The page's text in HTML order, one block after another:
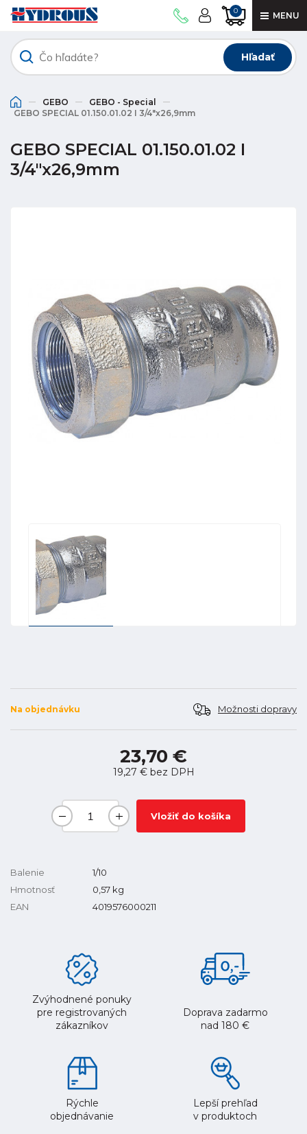
0 MENU
Hľadať
GEBO
GEBO - Special
GEBO SPECIAL 01.150.01.02 I 3/4"x26,9mm
GEBO SPECIAL 01.150.01.02 I
3/4"x26,9mm
Na objednávku Možnosti dopravy
23,70 €
19,27 €bez DPH
Vložiť do košíka
Balenie
1/10
Hmotnosť
0,57 kg
EAN
4019576000211
Zvýhodnené ponuky
pre registrovaných
zákazníkov
Doprava zadarmo
nad 180 €
Rýchle
objednávanie
Lepší prehľad
v produktoch